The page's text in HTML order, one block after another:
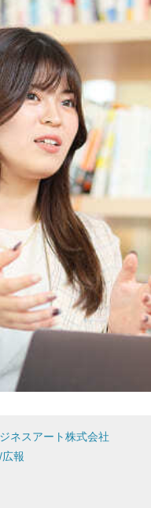
ネスアート株式会社
報